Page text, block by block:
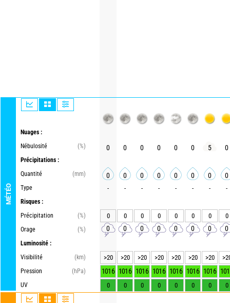
MÉTÉO
Nuages :
Nébulosité
(%)
Précipitations :
Quantité
(mm)
Type
Risques :
Précipitation
(%)
Orage
(%)
Luminosité :
Visibilité
(km)
Pression
(hPa)
UV
0 0 0 0 0 0 5 0
0 0 0 0 0 0 0 0
- - - - - - - -
0 0 0 0 0 0 0 0
0 0 0 0 0 0 0 0
>20 >20 >20 >20 >20 >20 >20
1016 1016 1016 1016 1016 1016 1016
0 0 0 0 0 0 0 0